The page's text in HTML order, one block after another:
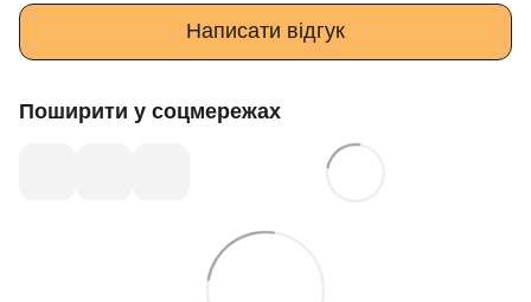
Написати відгук
Поширити у соцмережах